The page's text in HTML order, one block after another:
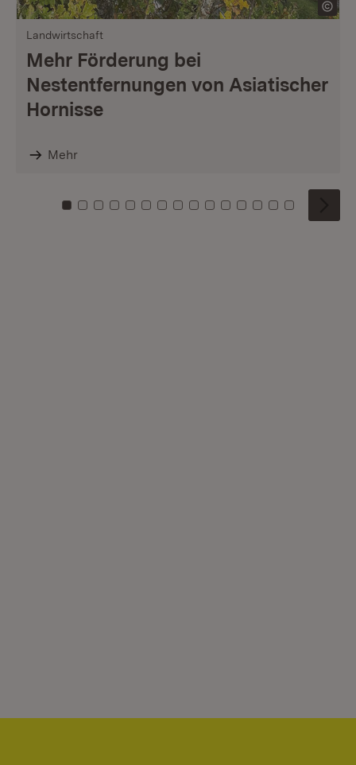
Landwirtschaft
Mehr Förderung bei
Nestentfernungen von Asiatischer
Hornisse
Mehr
Zu Kachel: 0
Zu Kachel: 1
Zu Kachel: 2
Zu Kachel: 3
Zu Kachel: 4
Zu Kachel: 5
Zu Kachel: 6
Zu Kachel: 7
Zu Kachel: 8
Zu Kachel: 9
Zu Kachel: 10
Zu Kachel: 11
Zu Kachel: 12
Zu Kachel:
Zu